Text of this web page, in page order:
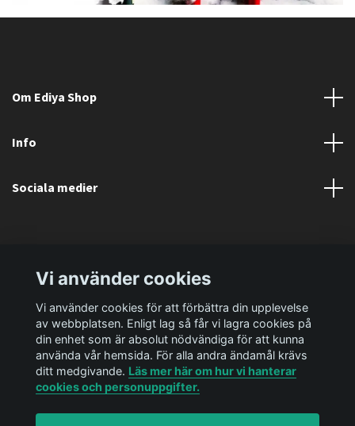
Om Ediya Shop
Info
Sociala medier
Vi använder cookies
Vi använder cookies för att förbättra din upplevelse
av webbplatsen. Enligt lag så får vi lagra cookies på
din enhet som är absolut nödvändiga för att kunna
använda vår hemsida. För alla andra ändamål krävs
ditt medgivande. Läs mer här om hur vi hanterar
cookies och personuppgifter.